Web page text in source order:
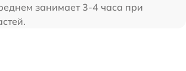
занимает 3-4 часа при